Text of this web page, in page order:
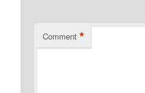
Comment *